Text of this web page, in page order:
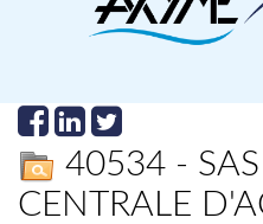
40534 -
CENTRALE